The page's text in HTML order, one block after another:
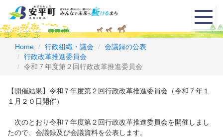
メ
ニ
ュ
Home 行政組織・議会
会議録の公表
行政改革推進委員会
令和７年度第２回行政改革推進委員会
【開催結果】令和７年度第２回行政改革推進委員会（令和７年１
１月２０日開催）
次のとおり令和７年度第２回行政改革推進委員会を開催しまし
たので、会議録及び会議資料を公表します。